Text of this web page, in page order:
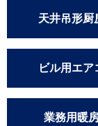
天井吊形厨
ビル用エア
業務用暖